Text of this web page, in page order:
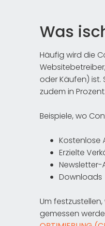
Was
Häufig wird die
oder Käufen) ist.
zudem in Prozent.
Beispiele, wo
Kostenlose
Erzielte
Downloads
Um
gemessen